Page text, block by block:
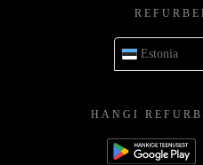
Estonia
HANGI